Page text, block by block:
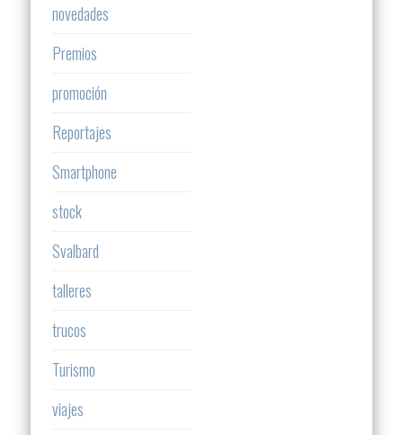
novedades
Premios
promoción
Reportajes
Smartphone
stock
Svalbard
talleres
trucos
Turismo
viajes